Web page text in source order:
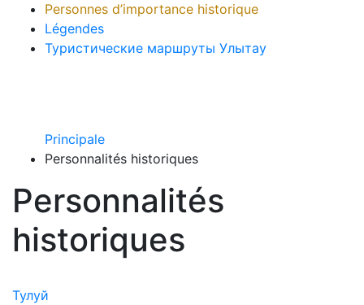
Personnes d’importance historique
Légendes
Туристические маршруты Улытау
Principale
Personnalités historiques
Personnalités
historiques
Тулуй